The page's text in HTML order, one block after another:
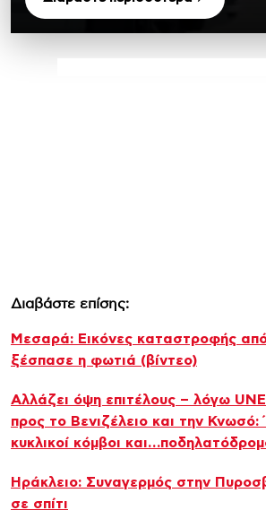
Διαβάστε επίσης:
Μεσαρά: Εικόνες καταστροφής από
ξέσπασε η φωτιά (βίντεο)
Αλλάζει όψη επιτέλους – λόγω
προς το Βενιζέλειο και την Κνωσό:
κυκλικοί κόμβοι
Ηράκλειο: Συναγερμός στην
σε σπίτι